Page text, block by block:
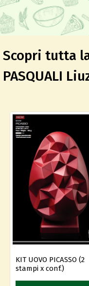
Scopri tutta la
PASQUALI
KIT UOVO PICASSO (2
stampi x conf.)